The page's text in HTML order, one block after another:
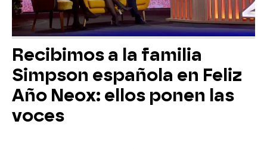
Recibimos a la familia
Simpson española en Feliz
Año Neox: ellos ponen las
voces